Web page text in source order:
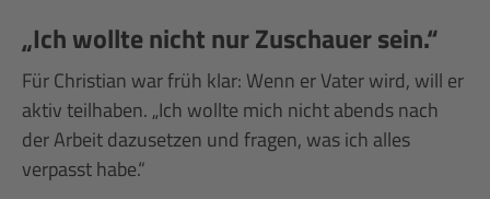
„Ich wollte nicht nur Zuschauer sein.“
Für Christian war früh klar: Wenn er Vater wird, will er
aktiv teilhaben. „Ich wollte mich nicht abends nach
der Arbeit dazusetzen und fragen, was ich alles
verpasst habe.“